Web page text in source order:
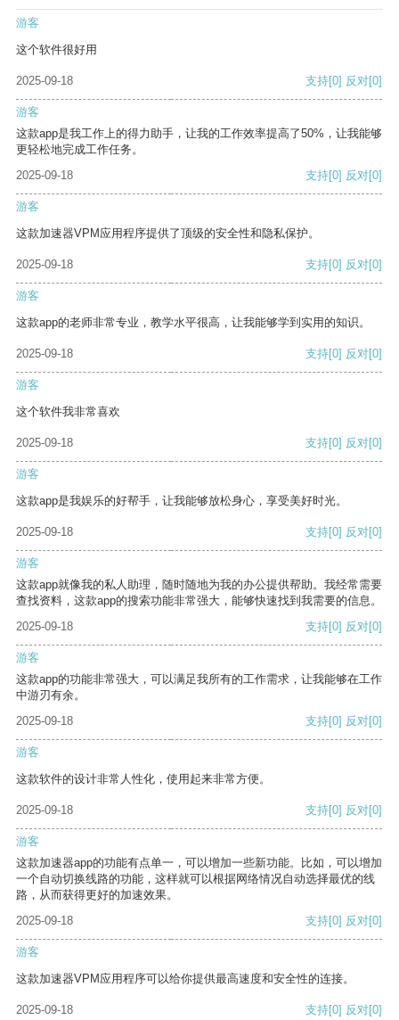
游客
这个软件很好用
2025-09-18 支持[0] 反对[0]
游客
这款app是我工作上的得力助手，让我的工作效率提高了50%，让我能够
更轻松地完成工作任务。
2025-09-18
支持[0] 反对[0]
游客
这款加速器VPM应用程序提供了顶级的安全性和隐私保护。
2025-09-18 支持[0] 反对[0]
游客
这款app的老师非常专业，教学水平很高，让我能够学到实用的知识。
2025-09-18 支持[0] 反对[0]
游客
这个软件我非常喜欢
2025-09-18 支持[0] 反对[0]
游客
这款app是我娱乐的好帮手，让我能够放松身心，享受美好时光。
2025-09-18 支持[0] 反对[0]
游客
这款app就像我的私人助理，随时随地为我的办公提供帮助。我经常需要
查找资料，这款app的搜索功能非常强大，能够快速找到我需要的信息。
2025-09-18
支持[0] 反对[0]
游客
这款app的功能非常强大，可以满足我所有的工作需求，让我能够在工作
中游刃有余。
2025-09-18
支持[0] 反对[0]
游客
这款软件的设计非常人性化，使用起来非常方便。
2025-09-18 支持[0] 反对[0]
游客
这款加速器app的功能有点单一，可以增加一些新功能。比如，可以增加
一个自动切换线路的功能，这样就可以根据网络情况自动选择最优的线
路，从而获得更好的加速效果。
2025-09-18
支持[0] 反对[0]
游客
这款加速器VPM应用程序可以给你提供最高速度和安全性的连接。
2025-09-18 支持[0] 反对[0]